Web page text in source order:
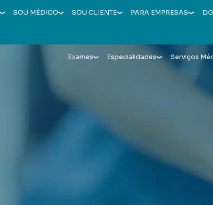
SOU MÉDICO SOU CLIENTE PARA EMPRESAS
Exames Especialidades Serviços